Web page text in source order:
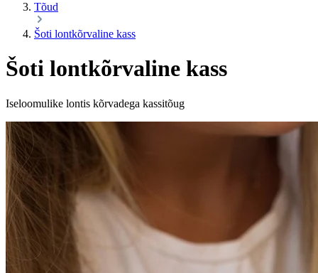
Tõud
Šoti lontkõrvaline kass
Šoti lontkõrvaline kass
Iseloomulike lontis kõrvadega kassitõug